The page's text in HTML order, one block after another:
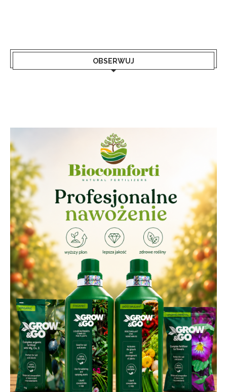
OBSERWUJ